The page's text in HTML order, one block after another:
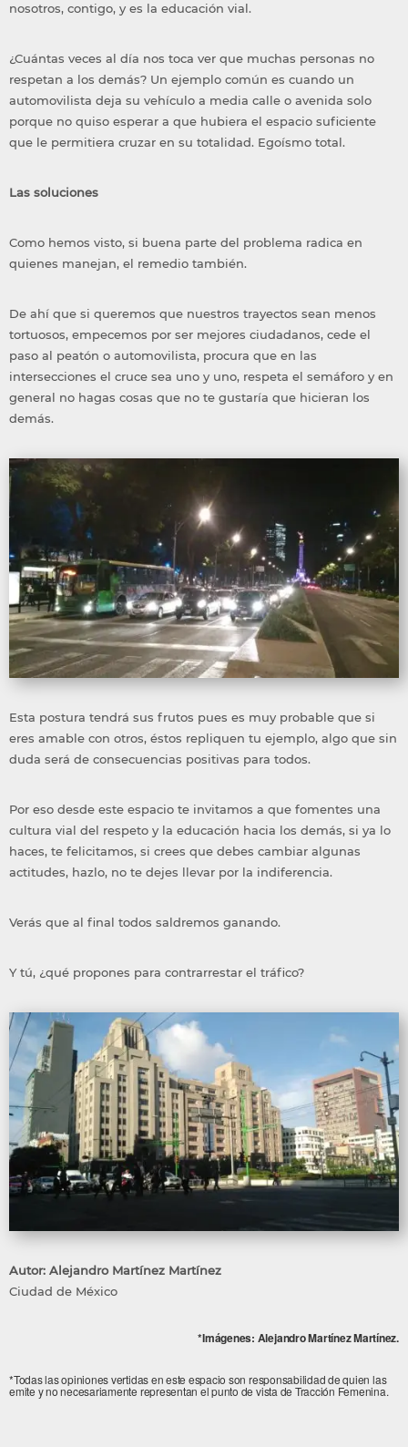
nosotros, contigo, y es la educación vial.
¿Cuántas veces al día nos toca ver que muchas personas no
respetan a los demás? Un ejemplo común es cuando un
automovilista deja su vehículo a media calle o avenida solo
porque no quiso esperar a que hubiera el espacio suficiente
que le permitiera cruzar en su totalidad. Egoísmo total.
Las soluciones
Como hemos visto, si buena parte del problema radica en
quienes manejan, el remedio también.
De ahí que si queremos que nuestros trayectos sean menos
tortuosos, empecemos por ser mejores ciudadanos, cede el
paso al peatón o automovilista, procura que en las
intersecciones el cruce sea uno y uno, respeta el semáforo y en
general no hagas cosas que no te gustaría que hicieran los
demás.
Esta postura tendrá sus frutos pues es muy probable que si
eres amable con otros, éstos repliquen tu ejemplo, algo que sin
duda será de consecuencias positivas para todos.
Por eso desde este espacio te invitamos a que fomentes una
cultura vial del respeto y la educación hacia los demás, si ya lo
haces, te felicitamos, si crees que debes cambiar algunas
actitudes, hazlo, no te dejes llevar por la indiferencia.
Verás que al final todos saldremos ganando.
Y tú, ¿qué propones para contrarrestar el tráfico?
Autor: Alejandro Martínez Martínez
Ciudad de México
*Imágenes: Alejandro Martínez Martínez.
*Todas las opiniones vertidas en este espacio son responsabilidad de quien las
emite y no necesariamente representan el punto de vista de Tracción Femenina.